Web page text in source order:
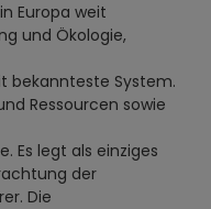
Europa weit
und Ökologie,
bekannteste System.
Ressourcen sowie
Es legt als einziges
der
Die